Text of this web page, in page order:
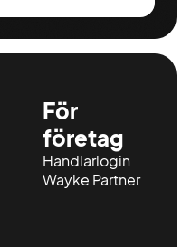
För
företag
Handlarlogin
Wayke Partner